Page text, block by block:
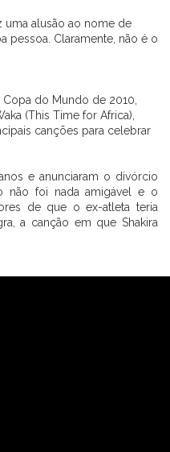
uma alusão ao nome de
pessoa. Claramente, não é o
do Mundo de 2010,
(This Time for Africa),
canções para celebrar
e anunciaram o divórcio
não foi nada amigável e o
de que o ex-atleta teria
a canção em que Shakira